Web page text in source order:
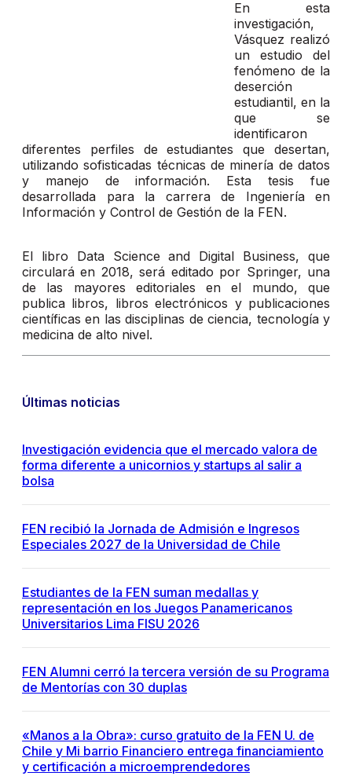
En esta
investigación,
Vásquez realizó
un estudio del
fenómeno de la
deserción
estudiantil, en la
que se
identificaron
diferentes perfiles de estudiantes que desertan,
utilizando sofisticadas técnicas de minería de datos
y manejo de información. Esta tesis fue
desarrollada para la carrera de Ingeniería en
Información y Control de Gestión de la FEN.
El libro Data Science and Digital Business, que
circulará en 2018, será editado por Springer, una
de las mayores editoriales en el mundo, que
publica libros, libros electrónicos y publicaciones
científicas en las disciplinas de ciencia, tecnología y
medicina de alto nivel.
Últimas noticias
Investigación evidencia que el mercado valora de
forma diferente a unicornios y startups al salir a
bolsa
FEN recibió la Jornada de Admisión e Ingresos
Especiales 2027 de la Universidad de Chile
Estudiantes de la FEN suman medallas y
representación en los Juegos Panamericanos
Universitarios Lima FISU 2026
FEN Alumni cerró la tercera versión de su Programa
de Mentorías con 30 duplas
«Manos a la Obra»: curso gratuito de la FEN U. de
Chile y Mi barrio Financiero entrega financiamiento
y certificación a microemprendedores